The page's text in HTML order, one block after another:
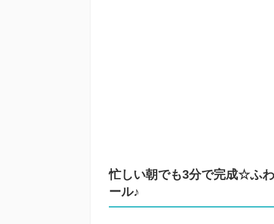
忙しい朝でも3分で完成☆ふ
ール♪